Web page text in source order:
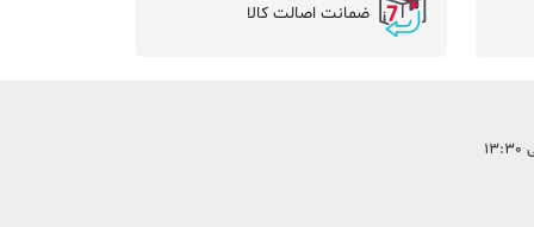
ضمانت اصالت کالا